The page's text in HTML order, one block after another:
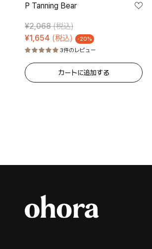
P Tanning Bear
¥2,068(税込)
¥1,654 (税込) -20%
3件のレビュー
カートに追加する